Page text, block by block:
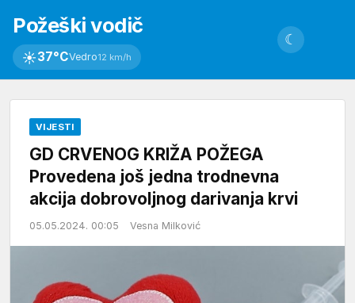
Požeški vodič
☀37°CVedro12 km/h
☾
VIJESTI
GD CRVENOG KRIŽA POŽEGA
Provedena još jedna trodnevna
akcija dobrovoljnog darivanja krvi
05.05.2024. 00:05 Vesna Milković